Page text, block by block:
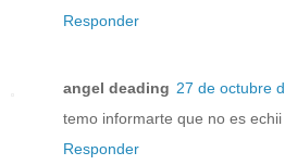
Responder
angel deading 27 de octubre
temo informarte que no es
Responder